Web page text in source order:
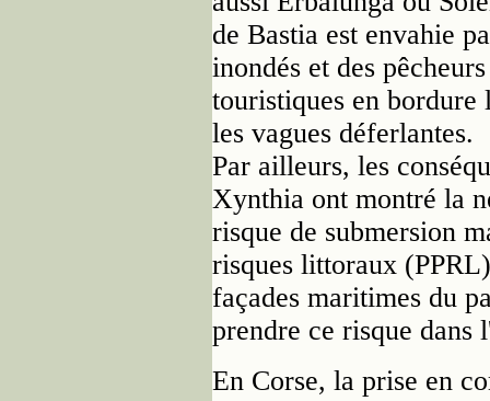
de Bastia est envahie
inondés et des
touristiques en bordure
les vagues déferlantes.
Par ailleurs, les
Xynthia ont montré la
risque de submersion
risques littoraux
façades maritimes du
prendre ce risque dans
En Corse, la prise en